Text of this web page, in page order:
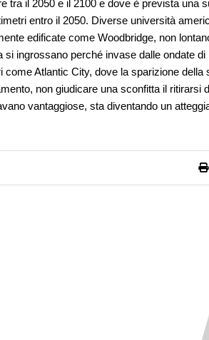
tra il 2050 e il 2100 e dove è prevista una
entro il 2050. Diverse università
edificate come Woodbridge, non
si ingrossano perché invase dalle ondate
come Atlantic City, dove la sparizione
non giudicare una sconfitta il
vantaggiose, sta diventando un